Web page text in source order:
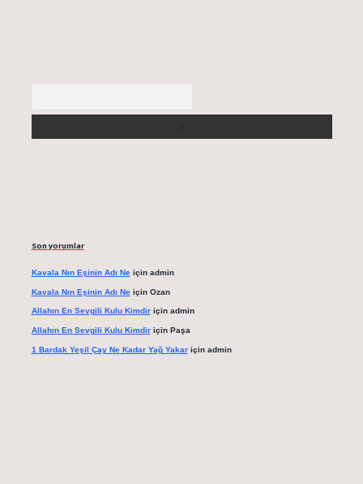
Son yorumlar
Kavala Nın Eşinin Adı Neiçin admin
Kavala Nın Eşinin Adı Neiçin Ozan
Allahın En Sevgili Kulu Kimdiriçin admin
Allahın En Sevgili Kulu Kimdiriçin Paşa
1 Bardak Yeşil Çay Ne Kadar Yağ Yakariçin admin